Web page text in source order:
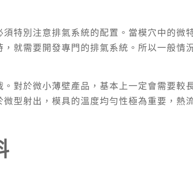
特別注意排氣系統的配置。當模穴中的微
就需要開發專門的排氣系統。所以一般情
對於微小薄壁產品，基本上一定會需要較
型射出，模具的溫度均勻性極為重要，熱